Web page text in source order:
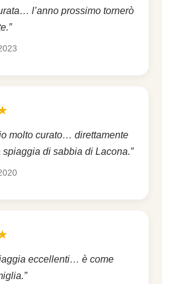
l’anno prossimo tornerò
molto curato… direttamente
di sabbia di Lacona.”
eccellenti… è come